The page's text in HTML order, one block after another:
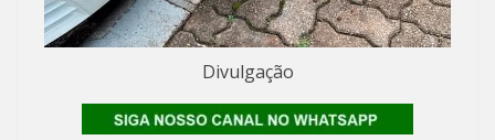
Divulgação